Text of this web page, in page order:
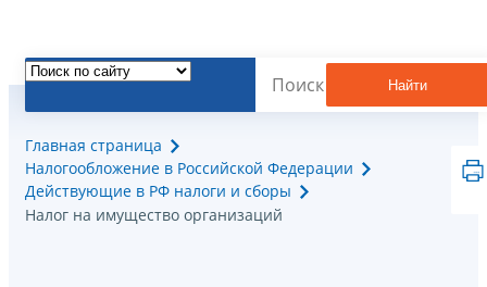
Найти
Главная страница
Налогообложение в Российской Федерации
Действующие в РФ налоги и сборы
Налог на имущество организаций